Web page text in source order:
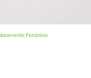
Feminino